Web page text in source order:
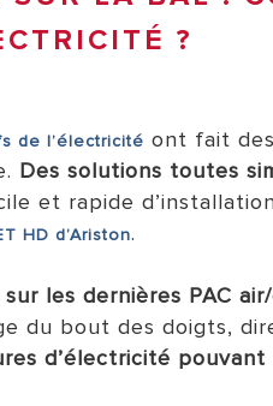
?
de l’électricité ont fait
Des solutions toutes
et rapide
HD d’Ariston.
les dernières PAC
du bout des doigts,
d’électricité pouvant